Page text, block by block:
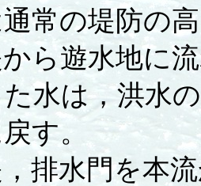
常の堤防の
ら遊水地に
水は，洪水
す。
排水門を本